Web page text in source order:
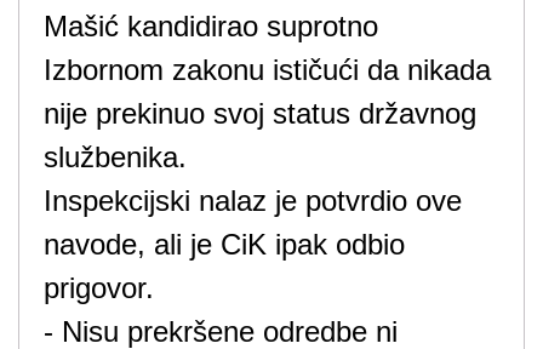
Mašić kandidirao suprotno
Izbornom zakonu ističući da nikada
nije prekinuo svoj status državnog
službenika.
Inspekcijski nalaz je potvrdio ove
navode, ali je CiK ipak odbio
prigovor.
- Nisu prekršene odredbe ni